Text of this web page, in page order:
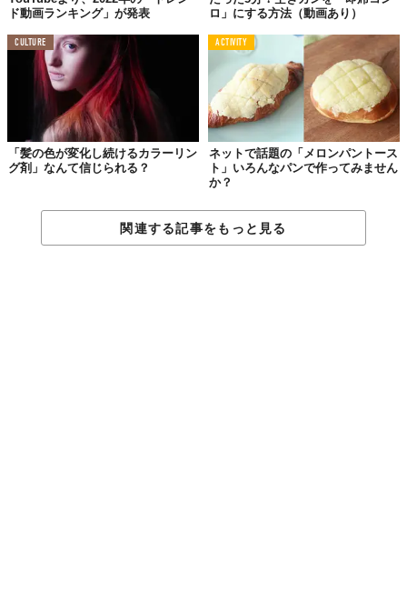
ド動画ランキング」が発表
ロ」にする方法（動画あり）
CULTURE
「髪の色が変化し続けるカラーリン
グ剤」なんて信じられる？
ACTIVITY
ネットで話題の「メロンパントース
ト」いろんなパンで作ってみません
か？
関連する記事をもっと見る